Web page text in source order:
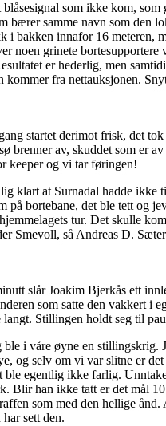
blåsesignal som ikke kom, som
bærer samme navn som den
i bakken innafor 16 meteren,
noen grinete bortesupportere
er hederlig, men
kommer fra nettauksjonen.
startet derimot frisk, det
brenner av, skuddet som er
keeper og vi tar føringen!
klart at Surnadal hadde ikke
på bortebane, det ble tett og
tur. Det skulle
Smevoll, så Andreas D.
slår Joakim Bjerkås ett
som satte den vakkert i
Stillingen holdt seg til
ble i våre øyne en stillingskrig.
og selv om vi var slitne er det
ble egentlig ikke farlig.
Blir han ikke tatt er det mål
som med den hellige ånd.
sett den.